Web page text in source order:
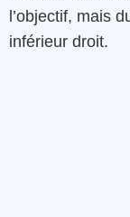
l’objectif, mais
inférieur droit.